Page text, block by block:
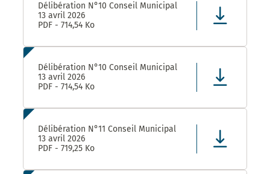
Délibération N°10 Conseil Municipal
13 avril 2026
PDF - 714,54 Ko
Délibération N°10 Conseil Municipal
13 avril 2026
PDF - 714,54 Ko
Délibération N°11 Conseil Municipal
13 avril 2026
PDF - 719,25 Ko